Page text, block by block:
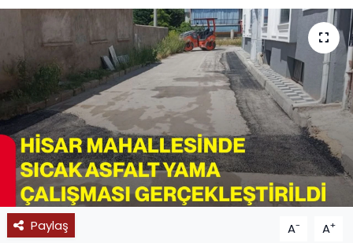
Paylaş A- A+
SPOR
11:11 MANŞET